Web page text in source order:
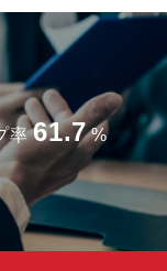
率 61.7 %